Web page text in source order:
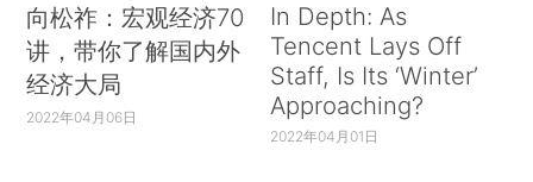
向松祚：宏观经济70
讲，带你了解国内外
经济大局
2022年04月06日
In Depth: As
Tencent Lays Off
Staff, Is Its ‘Winter’
Approaching?
2022年04月01日